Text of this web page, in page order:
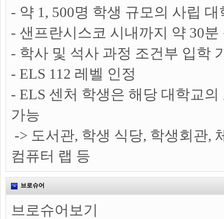
- 약 1, 500명 학생 규모의 사립 대
- 샌프란시스코 시내까지 약 30
- 학사 및 석사 과정 조건부 입학
- ELS 112 레벨 인정
- ELS 센처 학생은 해당 대학교
가능
-> 도서관, 학생 식당, 학생회관,
컴퓨터 랩 등
브로슈어
브로슈어보기